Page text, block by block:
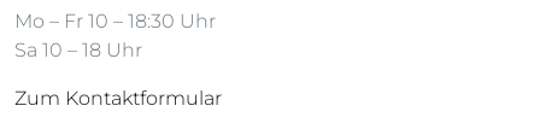
Mo – Fr 10 – 18:30 Uhr
Sa 10 – 18 Uhr
Zum Kontaktformular